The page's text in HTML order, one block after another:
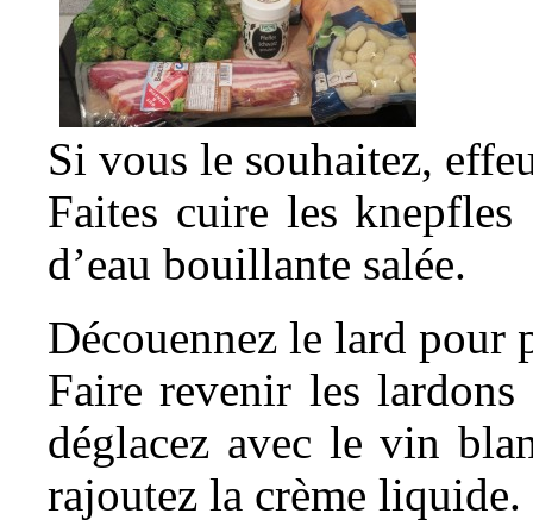
Si vous le souhaitez,
Faites cuire les knepfles
d’eau bouillante salée.
Découennez le lard pour
Faire revenir les
déglacez avec le vin
rajoutez la crème